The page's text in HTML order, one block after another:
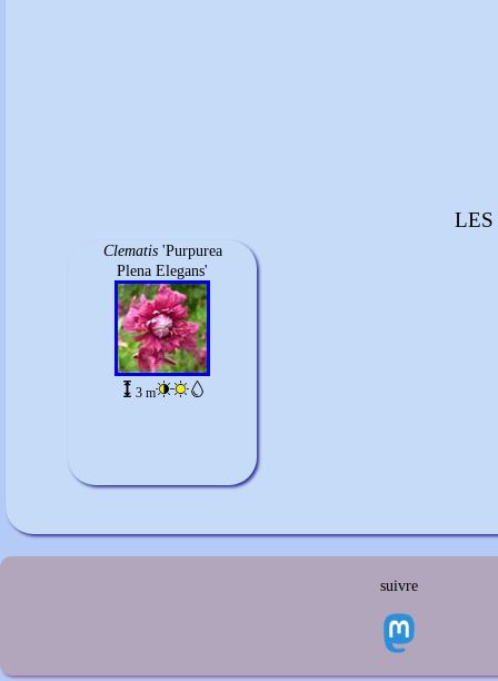
LES
Clematis'Purpurea
Plena Elegans'
3 m
suivre